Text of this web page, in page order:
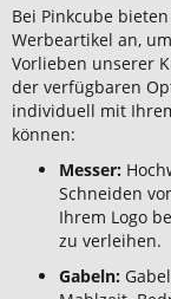
Bei Pinkcube
Werbeartikel an,
Vorlieben unserer
der verfügbaren
individuell mit
können:
Messer:
Schneiden
Ihrem Logo
zu verleihen.
Gabeln: